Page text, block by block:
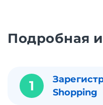
Подробная
1
Shopping